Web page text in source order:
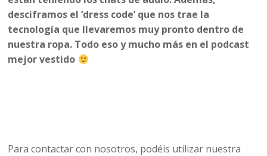
desciframos el ‘dress code’ que nos trae la
tecnología que llevaremos muy pronto dentro de
nuestra ropa. Todo eso y mucho más en el podcast
mejor vestido
Para contactar con nosotros, podéis utilizar nuestra